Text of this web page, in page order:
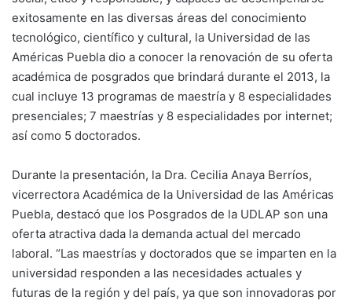
exitosamente en las diversas áreas del conocimiento
tecnológico, científico y cultural, la Universidad de las
Américas Puebla dio a conocer la renovación de su oferta
académica de posgrados que brindará durante el 2013, la
cual incluye 13 programas de maestría y 8 especialidades
presenciales; 7 maestrías y 8 especialidades por internet;
así como 5 doctorados.
Durante la presentación, la Dra. Cecilia Anaya Berríos,
vicerrectora Académica de la Universidad de las Américas
Puebla, destacó que los Posgrados de la UDLAP son una
oferta atractiva dada la demanda actual del mercado
laboral. “Las maestrías y doctorados que se imparten en la
universidad responden a las necesidades actuales y
futuras de la región y del país, ya que son innovadoras por